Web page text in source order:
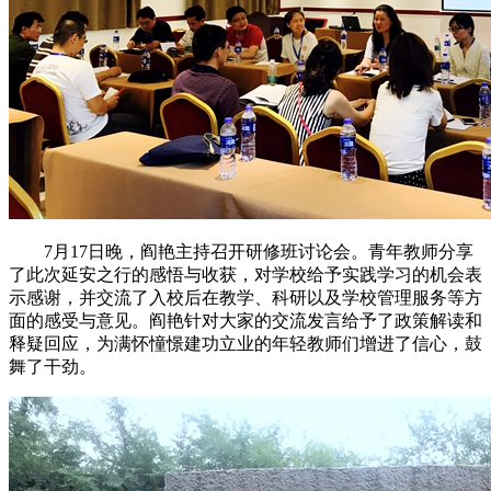
7月17日晚，阎艳主持召开研修班讨论会。青年教师分享
了此次延安之行的感悟与收获，对学校给予实践学习的机会表
示感谢，并交流了入校后在教学、科研以及学校管理服务等方
面的感受与意见。阎艳针对大家的交流发言给予了政策解读和
释疑回应，为满怀憧憬建功立业的年轻教师们增进了信心，鼓
舞了干劲。